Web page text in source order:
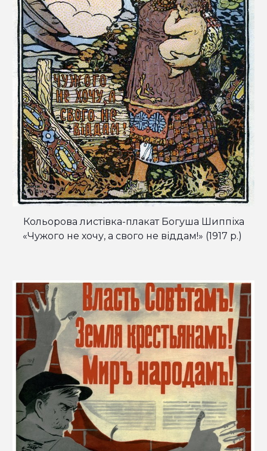
Кольорова листівка-плакат Богуша Шиппіха
«Чужого не хочу, а свого не віддам!» (1917 р.)